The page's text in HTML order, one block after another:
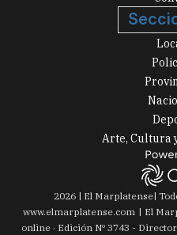
Arte, Cultura
2026| El Marplatense|
www.elmarplatense.com
El
online · Edición Nº 3743 -